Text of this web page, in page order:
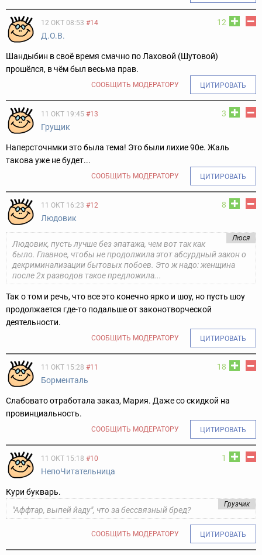
12
12 ОКТ 08:53 #14
Д.О.В.
Шандыбин в своё время смачно по Лаховой (Шутовой)
прошёлся, в чём был весьма прав.
СООБЩИТЬ МОДЕРАТОРУ ЦИТИРОВАТЬ
3
11 ОКТ 19:45 #13
Грущик
Наперсточнмки это была тема! Это были лихие 90е. Жаль
такова уже не будет...
СООБЩИТЬ МОДЕРАТОРУ ЦИТИРОВАТЬ
8
11 ОКТ 16:23 #12
Людовик
Люся
Людовик, пусть лучше без эпатажа, чем вот так как
было. Главное, чтобы не продолжила этот абсурдный закон о
декриминализации бытовых побоев. Это ж надо: женщина
после 2х разводов такое предложила...
Так о том и речь, что все это конечно ярко и шоу, но пусть шоу
продолжается где-то подальше от законотворческой
деятельности.
СООБЩИТЬ МОДЕРАТОРУ ЦИТИРОВАТЬ
18
11 ОКТ 15:28 #11
Борменталь
Слабовато отработала заказ, Мария. Даже со скидкой на
провинциальность.
СООБЩИТЬ МОДЕРАТОРУ ЦИТИРОВАТЬ
1
11 ОКТ 15:18 #10
НепоЧитательница
Кури букварь.
Грузчик
"Аффтар, выпей йаду", что за бессвязный бред?
СООБЩИТЬ МОДЕРАТОРУ ЦИТИРОВАТЬ